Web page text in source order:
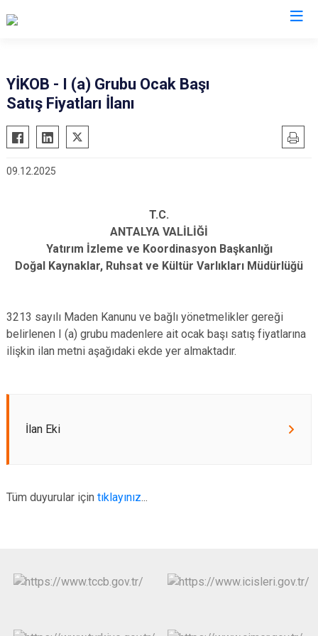
YİKOB - I (a) Grubu Ocak Başı
Satış Fiyatları İlanı
09.12.2025
T.C.
ANTALYA VALİLİĞİ
Yatırım İzleme ve Koordinasyon Başkanlığı
Doğal Kaynaklar, Ruhsat ve Kültür Varlıkları Müdürlüğü
3213 sayılı Maden Kanunu ve bağlı yönetmelikler gereği
belirlenen I (a) grubu madenlere ait ocak başı satış fiyatlarına
ilişkin ilan metni aşağıdaki ekde yer almaktadır.
İlan Eki
Tüm duyurular için tıklayınız...